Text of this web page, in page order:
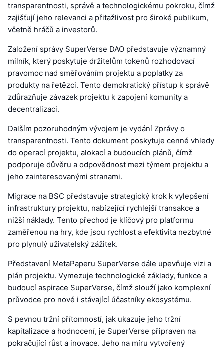
transparentnosti, správě a technologickému pokroku, čímž
zajišťují jeho relevanci a přitažlivost pro široké publikum,
včetně hráčů a investorů.
Založení správy SuperVerse DAO představuje významný
milník, který poskytuje držitelům tokenů rozhodovací
pravomoc nad směřováním projektu a poplatky za
produkty na řetězci. Tento demokratický přístup k správě
zdůrazňuje závazek projektu k zapojení komunity a
decentralizaci.
Dalším pozoruhodným vývojem je vydání Zprávy o
transparentnosti. Tento dokument poskytuje cenné vhledy
do operací projektu, alokací a budoucích plánů, čímž
podporuje důvěru a odpovědnost mezi týmem projektu a
jeho zainteresovanými stranami.
Migrace na BSC představuje strategický krok k vylepšení
infrastruktury projektu, nabízející rychlejší transakce a
nižší náklady. Tento přechod je klíčový pro platformu
zaměřenou na hry, kde jsou rychlost a efektivita nezbytné
pro plynulý uživatelský zážitek.
Představení MetaPaperu SuperVerse dále upevňuje vizi a
plán projektu. Vymezuje technologické základy, funkce a
budoucí aspirace SuperVerse, čímž slouží jako komplexní
průvodce pro nové i stávající účastníky ekosystému.
S pevnou tržní přítomností, jak ukazuje jeho tržní
kapitalizace a hodnocení, je SuperVerse připraven na
pokračující růst a inovace. Jeho na míru vytvořený